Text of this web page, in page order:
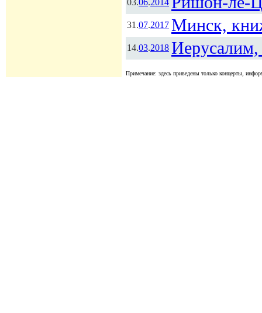
03.06.2014
31.07.2017 Минск,
14.03.2018 Иерусалим,
Примечание: здесь приведены только концерты,